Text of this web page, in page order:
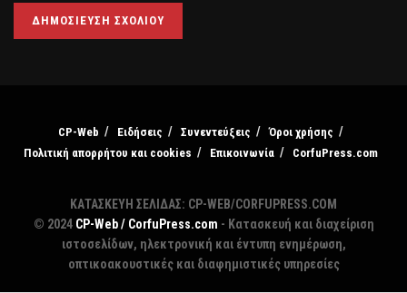
CP-Web Ειδήσεις Συνεντεύξεις
Όροι χρήσης
Πολιτική απορρήτου και cookies
Επικοινωνία CorfuPress.com
ΚΑΤΑΣΚΕΥΗ ΣΕΛΙΔΑΣ: CP-WEB/CORFUPRESS.COM
© 2024 CP-Web / CorfuPress.com - Κατασκευή και διαχείριση
ιστοσελίδων, ηλεκτρονική και έντυπη ενημέρωση,
οπτικοακουστικές και διαφημιστικές υπηρεσίες